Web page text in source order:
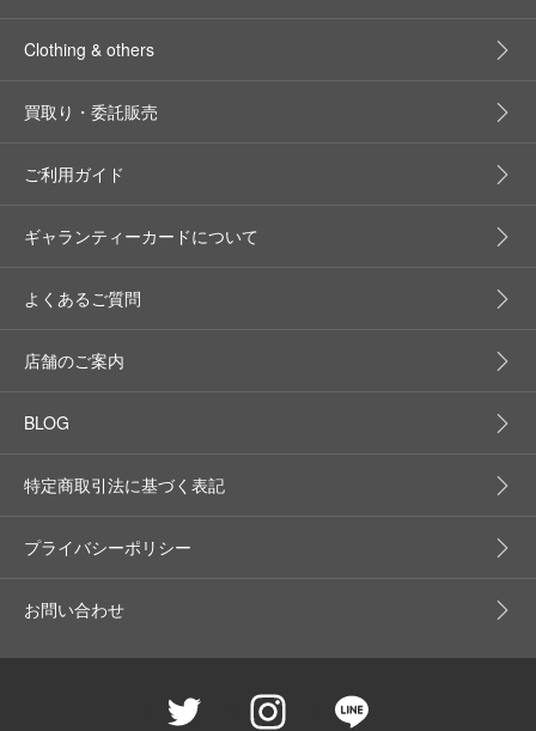
Clothing & others
買取り・委託販売
ご利用ガイド
ギャランティーカードについて
よくあるご質問
店舗のご案内
BLOG
特定商取引法に基づく表記
プライバシーポリシー
お問い合わせ